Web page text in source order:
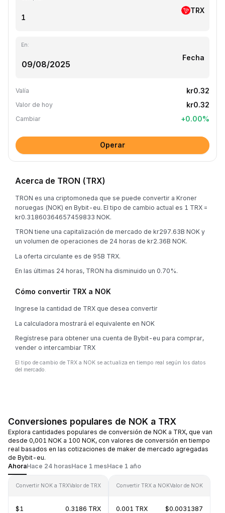
TRX
En:
Fecha
Valía kr0.32
Valor de hoy kr0.32
Cambiar +0.00%
Operar
Acerca de TRON (TRX)
TRON es una criptomoneda que se puede convertir a Kroner
noruegas (NOK) en Bybit-eu. El tipo de cambio actual es 1 TRX =
kr0.31860364657459833 NOK.
TRON tiene una capitalización de mercado de kr297.63B NOK y
un volumen de operaciones de 24 horas de kr2.36B NOK.
La oferta circulante es de 95B TRX.
En las últimas 24 horas, TRON ha disminuido un 0.70%.
Cómo convertir TRX a NOK
Ingrese la cantidad de TRX que desea convertir
La calculadora mostrará el equivalente en NOK
Regístrese para obtener una cuenta de Bybit-eu para comprar,
vender o intercambiar TRX
El tipo de cambio de TRX a NOK se actualiza en tiempo real según los datos
del mercado.
Conversiones populares de NOK a TRX
Explora cantidades populares de conversión de NOK a TRX, que van
desde 0,001 NOK a 100 NOK, con valores de conversión en tiempo
real basados en las cotizaciones de maker de mercado agregadas
de Bybit-eu.
AhoraHace 24 horasHace 1 mesHace 1 año
Convertir NOK a TRXValor de TRX
$1 0.3186 TRX
Convertir TRX a NOKValor de NOK
0.001 TRX $0.0031387